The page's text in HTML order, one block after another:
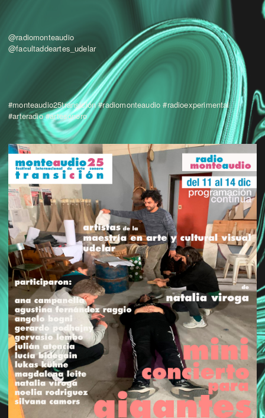
@radiomonteaudio
@facultaddeartes_udelar
#monteaudio25transición #radiomonteaudio #radioexperimental
#arteradio #artesonoro